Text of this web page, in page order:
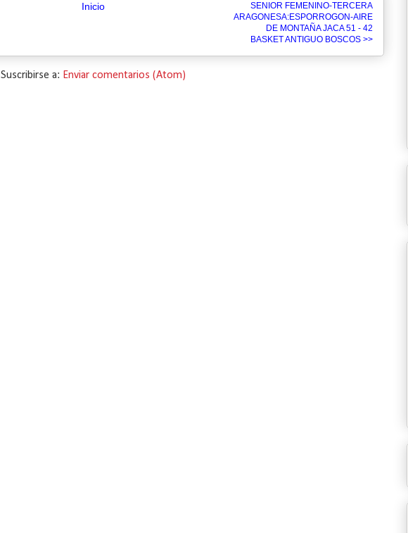
SENIOR FEMENINO-TERCERA
ARAGONESA:ESPORROGON-AIRE
DE MONTAÑA JACA 51 - 42
BASKET ANTIGUO BOSCOS >>
Inicio
Suscribirse a: Enviar comentarios (Atom)